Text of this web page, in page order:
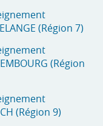
(Région 7)
(Région
(Région 9)